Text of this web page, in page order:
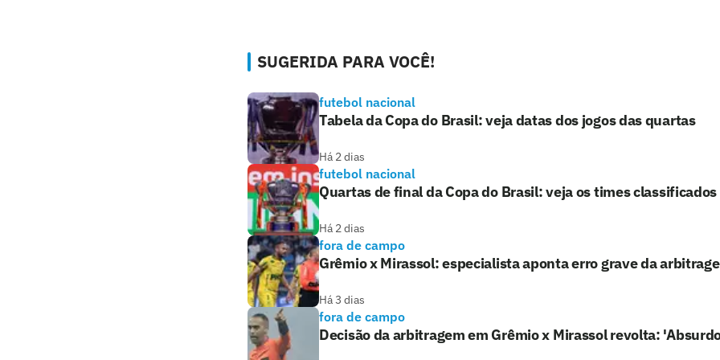
SUGERIDA PARA VOCÊ!
futebol nacional
Tabela da Copa do Brasil: veja datas dos jogos das quartas
Há 2 dias
futebol nacional
Quartas de final da Copa do Brasil: veja os times classificados
Há 2 dias
fora de campo
Grêmio x Mirassol: especialista aponta erro grave da
Há 3 dias
fora de campo
Decisão da arbitragem em Grêmio x Mirassol revolta: